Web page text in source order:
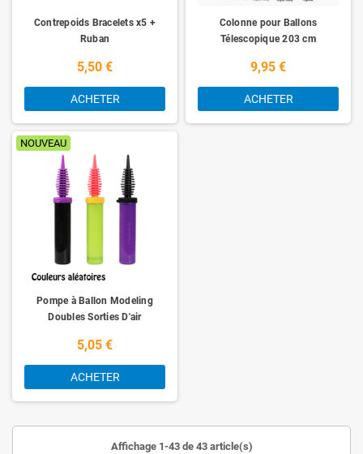
Contrepoids Bracelets x5 +
Ruban
5,50 €
ACHETER
Colonne pour Ballons
Télescopique 203 cm
9,95 €
ACHETER
NOUVEAU
Pompe à Ballon Modeling
Doubles Sorties D'air
5,05 €
ACHETER
Affichage 1-43 de 43 article(s)